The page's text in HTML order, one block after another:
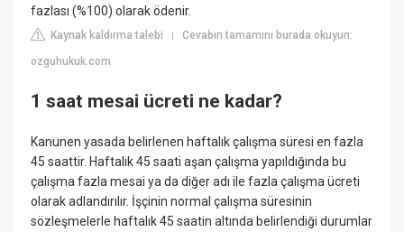
fazlası (%100) olarak ödenir.
Kaynak kaldırma talebi |Cevabın tamamını burada okuyun:
ozguhukuk.com
1 saat mesai ücreti ne kadar?
Kanunen yasada belirlenen haftalık çalışma süresi en fazla
45 saattir. Haftalık 45 saati aşan çalışma yapıldığında bu
çalışma fazla mesai ya da diğer adı ile fazla çalışma ücreti
olarak adlandırılır. İşçinin normal çalışma süresinin
sözleşmelerle haftalık 45 saatin altında belirlendiği durumlar